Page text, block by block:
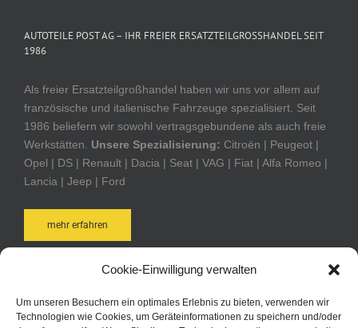
Cookie-Einwilligung verwalten
Um unseren Besuchern ein optimales Erlebnis zu bieten, verwenden wir
Technologien wie Cookies, um Geräteinformationen zu speichern und/oder
AUTOTEILE POST AG – IHR FREIER ERSATZTEILGROSSHANDEL SEIT 1
986
Als freier Ersatzteilgroßhandel haben wir uns vor allem auf
französische und italienische Fahrzeuge spezialisiert. Seit
1986 beliefern wir sowohl vertragsgebundene als auch freie
Werkstätten. Unsere Spezialisierung: Citroën | Peugeot |
Opel | DS | Renault | Dacia | Seat | VAG | Fiat | Alfa Romeo |
Lancia | Jeep | Ford
mehr erfahren